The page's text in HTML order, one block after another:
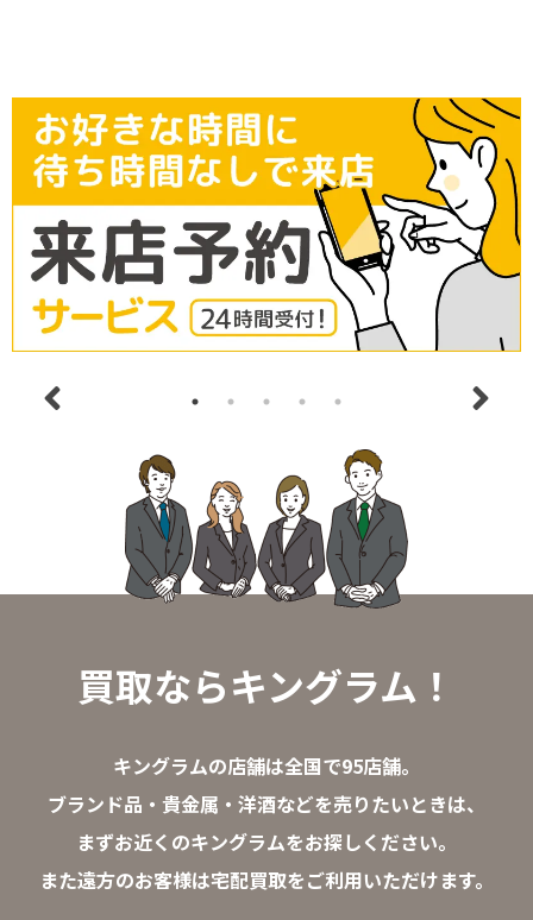
買取ならキングラム！
キングラムの店舗は全国で95店舗。
ブランド品・貴金属・洋酒などを売りたいときは、
まずお近くのキングラムをお探しください。
また遠方のお客様は宅配買取をご利用いただけます。